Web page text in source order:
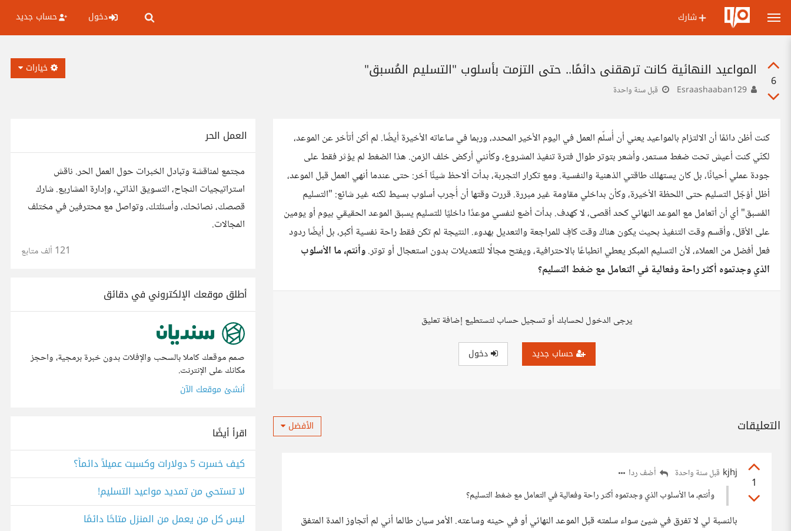
شارك دخول حساب جديد
6
المواعيد النهائية كانت ترهقني دائمًا.. حتى التزمت بأسلوب "التسليم المُسبق"
قبل سنة واحدة
خيارات
كنت أظن دائمًا أن الالتزام بالمواعيد يعني أن أُسلّم العمل في اليوم الأخير المحدد، وربما في ساعاته الأخيرة أيضًا. لم أكن أتأخر عن الموعد،
لكنّي كنت أعيش تحت ضغط مستمر، وأشعر بتوتر طوال فترة تنفيذ المشروع، وكأنني أركض خلف الزمن. هذا الضغط لم يؤثر فقط على
جودة عملي أحيانًا، بل كان يستهلك طاقتي الذهنية والنفسية. ومع تكرار التجربة، بدأت ألاحظ شيئًا آخر: حتى عندما أنهي العمل قبل الموعد،
أظل أؤجّل التسليم حتى اللحظة الأخيرة، وكأن بداخلي مقاومة غير مبررة. قررت وقتها أن أُجرب أسلوب بسيط لكنه غير شائع: "التسليم
المُسبق" أي أن أتعامل مع الموعد النهائي كحد أقصى، لا كهدف. بدأت أضع لنفسي موعدًا داخليًا للتسليم يسبق الموعد الحقيقي بيوم أو يومين
على الأقل، وأقسم وقت التنفيذ بحيث يكون هناك وقت كافٍ للمراجعة والتعديل بهدوء. النتيجة لم تكن فقط راحة نفسية أكبر، بل أيضًا ردود
فعل أفضل من العملاء، لأن التسليم المبكر يعطي انطباعًا بالاحترافية، ويفتح مجالًا للتعديلات بدون استعجال أو توتر.وأنتم، ما الأسلوب
الذي وجدتموه أكثر راحة وفعالية في التعامل مع ضغط التسليم؟
يرجى الدخول لحسابك أو تسجيل حساب لتستطيع إضافة تعليق
حساب جديد دخول
التعليقات الأفضل
1
kjhj قبل سنة واحدة
أضف ردا
وأنتم، ما الأسلوب الذي وجدتموه أكثر راحة وفعالية في التعامل مع ضغط التسليم؟
بالنسبة لي لا تفرق في شيئ سواء سلمته قبل الموعد النهائي أو في حينه وساعته. الأمر سيان طالما أني لم أتجاوز المدة المتفق
العمل الحر
مجتمع لمناقشة وتبادل الخبرات حول العمل الحر. ناقش
استراتيجيات النجاح، التسويق الذاتي، وإدارة المشاريع. شارك
قصصك، نصائحك، وأسئلتك، وتواصل مع محترفين في مختلف
المجالات.
121 ألف متابع
أطلق موقعك الإلكتروني في دقائق
صمم موقعك كاملا بالسحب والإفلات بدون خبرة برمجية، واحجز
مكانك على الإنترنت.
أنشئ موقعك الآن
اقرأ أيضًا
كيف خسرت 5 دولارات وكسبت عميلاً دائماً؟
لا تستحي من تمديد مواعيد التسليم!
ليس كل من يعمل من المنزل متاحًا دائمًا